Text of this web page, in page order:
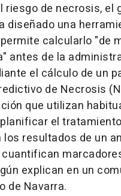
riesgo de necrosis, el
diseñado una
calcularlo "de
antes de la
el cálculo de un
de Necrosis
que utilizan
el
resultados de un
explican en un
de Navarra.